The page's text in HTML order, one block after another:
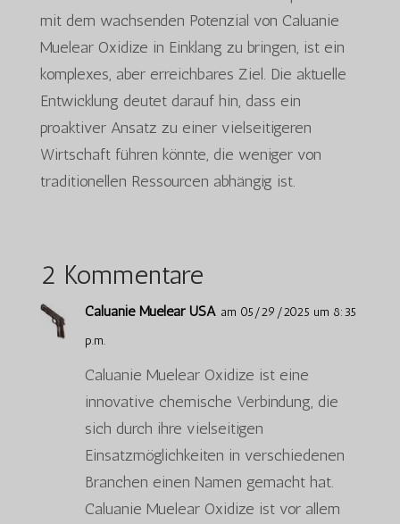
mit dem wachsenden Potenzial von Caluanie
Muelear Oxidize in Einklang zu bringen, ist ein
komplexes, aber erreichbares Ziel. Die aktuelle
Entwicklung deutet darauf hin, dass ein
proaktiver Ansatz zu einer vielseitigeren
Wirtschaft führen könnte, die weniger von
traditionellen Ressourcen abhängig ist.
2 Kommentare
Caluanie Muelear USA am 05/29/2025 um 8:35
p.m.
Caluanie Muelear Oxidize ist eine
innovative chemische Verbindung, die
sich durch ihre vielseitigen
Einsatzmöglichkeiten in verschiedenen
Branchen einen Namen gemacht hat.
Caluanie Muelear Oxidize ist vor allem